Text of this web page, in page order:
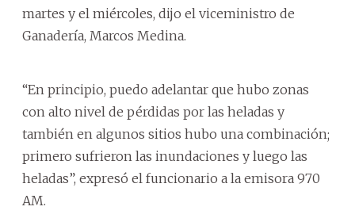
martes y el miércoles, dijo el viceministro de
Ganadería, Marcos Medina.
“En principio, puedo adelantar que hubo zonas
con alto nivel de pérdidas por las heladas y
también en algunos sitios hubo una combinación;
primero sufrieron las inundaciones y luego las
heladas”, expresó el funcionario a la emisora 970
AM.